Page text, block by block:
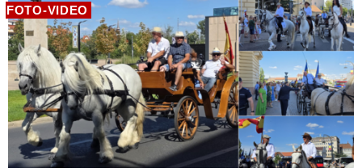
FOTO-VIDEO